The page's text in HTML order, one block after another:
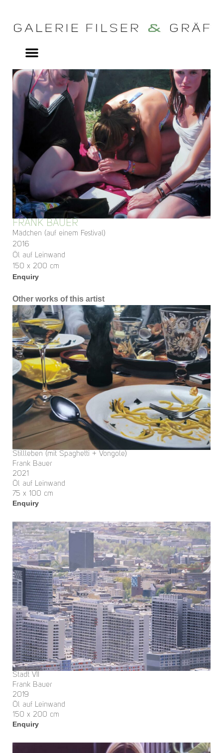
FRANK BAUER
Mädchen (auf einem Festival)
2016
Öl auf Leinwand
150 x 200 cm
Enquiry
Other works of this artist
Stillleben (mit Spaghetti + Vongole)
Frank Bauer
2021
Öl auf Leinwand
75 x 100 cm
Enquiry
Stadt VII
Frank Bauer
2019
Öl auf Leinwand
150 x 200 cm
Enquiry